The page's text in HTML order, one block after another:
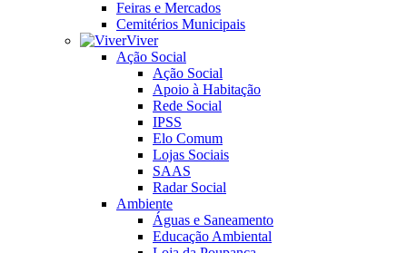
Feiras e Mercados
Cemitérios Municipais
Viver
Ação Social
Ação Social
Apoio à Habitação
Rede Social
IPSS
Elo Comum
Lojas Sociais
SAAS
Radar Social
Ambiente
Águas e Saneamento
Educação Ambiental